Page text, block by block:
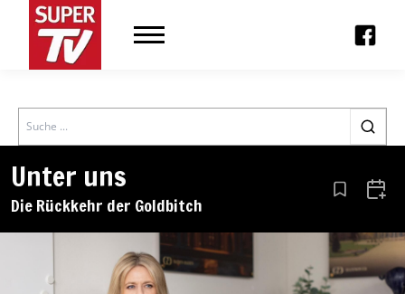
Search
Unter uns
Die Rückkehr der Goldbitch Aus den